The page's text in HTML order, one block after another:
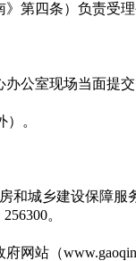
第四条）负责受
公室现场当面提交
。
和城乡建设保障服
。
网站（